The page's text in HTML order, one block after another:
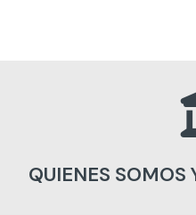
QUIENES SOMOS